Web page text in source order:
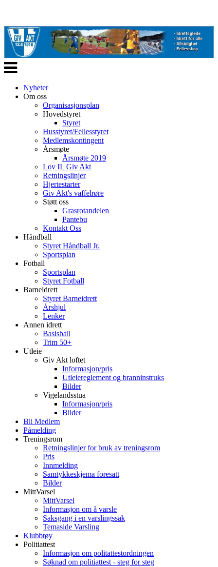
Veksle
navigasjon
Nyheter
Om oss
Organisasjonsplan
Hovedstyret
Styret
Husstyret/Fellesstyret
Medlemskontingent
Årsmøte
Årsmøte 2019
Lov IL Giv Akt
Retningslinjer
Hjertestarter
Giv Akt's vaffelrøre
Støtt oss
Grasrotandelen
Pantebu
Kontakt Oss
Håndball
Styret Håndball Jr.
Sportsplan
Fotball
Sportsplan
Styret Fotball
Barneidrett
Styret Barneidrett
Årshjul
Lenker
Annen idrett
Basisball
Trim 50+
Utleie
Giv Akt loftet
Informasjon/pris
Utleiereglement og branninstruks
Bilder
Vigelandsstua
Informasjon/pris
Bilder
Bli Medlem
Påmelding
Treningsrom
Retningslinjer for bruk av treningsrom
Pris
Innmelding
Samtykkeskjema foresatt
Bilder
MittVarsel
MittVarsel
Informasjon om å varsle
Saksgang i en varslingssak
Temaside Varsling
Klubbtøy
Politiattest
Informasjon om politattestordningen
Søknad om politiattest - steg for steg